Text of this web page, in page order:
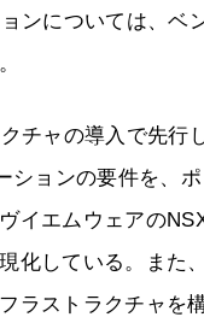
ンについては、ベ
クチャの導入で先
ションの要件を、
イエムウェアの
化している。また
ラストラクチャを